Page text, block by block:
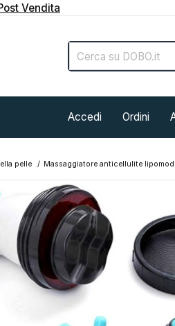
Vendita
Accedi Ordini
pelle Massaggiatore anticellulite